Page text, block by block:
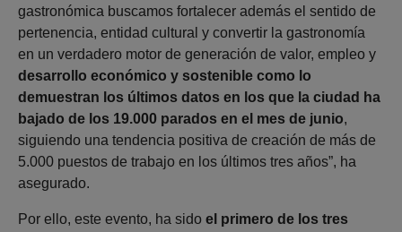
gastronómica buscamos fortalecer además el sentido de
pertenencia, entidad cultural y convertir la gastronomía
en un verdadero motor de generación de valor, empleo y
desarrollo económico y sostenible como lo
demuestran los últimos datos en los que la ciudad ha
bajado de los 19.000 parados en el mes de junio,
siguiendo una tendencia positiva de creación de más de
5.000 puestos de trabajo en los últimos tres años”, ha
asegurado.
Por ello, este evento, ha sido el primero de los tres